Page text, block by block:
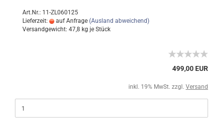
Art.Nr.: 11-ZL060125
Lieferzeit:
auf Anfrage (Ausland abweichend)
Versandgewicht: 47,8 kg je Stück
499,00 EUR
inkl. 19% MwSt. zzgl. Versand